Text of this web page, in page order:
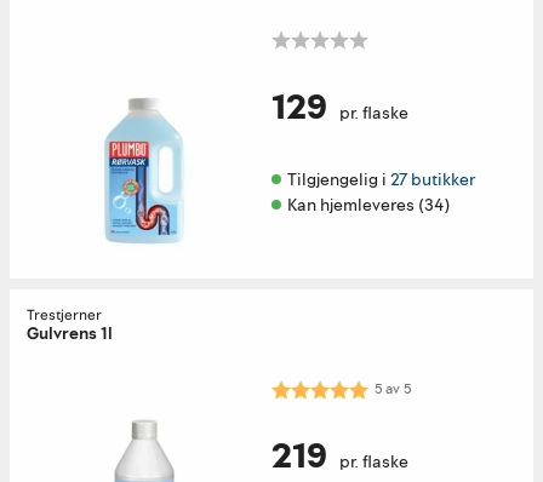
129 pr. flaske
Tilgjengelig i 27 butikker
Kan hjemleveres (34)
Trestjerner
Gulvrens 1l
Karakter: 5.0 av 5 mulige
5av5
219 pr. flaske